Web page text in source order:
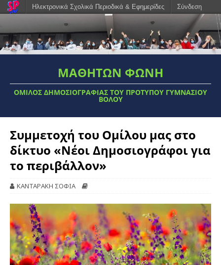
ΜΑΘΗΤΩΝ ΦΩΝΗ
ΟΜΙΛΟΣ ΔΗΜΟΣΙΟΓΡΑΦΊΑΣ ΤΟΥ ΠΡΌΤΥΠΟΥ ΓΥΜΝΑΣΊΟΥ
ΒΌΛΟΥ
Συμμετοχή του Ομίλου μας στο
δίκτυο «Νέοι Δημοσιογράφοι για
το περιβάλλον»
ΚΑΝΤΑΡΑΚΗ ΣΟΦΙΑ
Ηλεκτρονικά Σχολικά Περιοδικά & Εφημερίδες Σύνδεση